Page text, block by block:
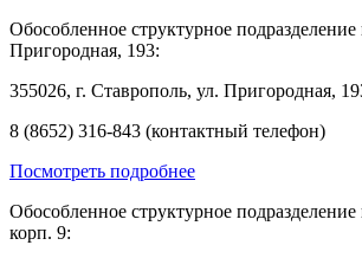
Обособленное структурное подразделение
Пригородная, 193:
355026, г. Ставрополь, ул. Пригородная,
8 (8652) 316-843 (контактный телефон)
Посмотреть подробнее
Обособленное структурное
корп. 9: